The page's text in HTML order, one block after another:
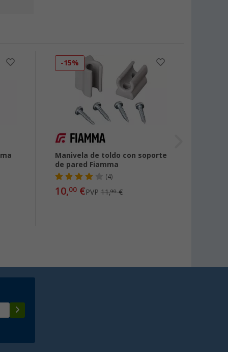
-15%
Manivela de toldo con soporte
de pared Fiamma
(4)
10,00€PVP 11,90€